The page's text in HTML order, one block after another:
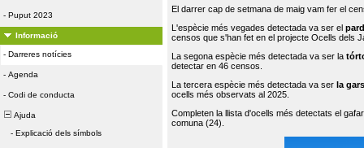
- Puput 2023
Informació
- Darreres notícies
- Agenda
- Codi de conducta
Ajuda
- Explicació dels símbols
El darrer cap de setmana de maig vam fer el
L'espècie més vegades detectada va ser el
censos que s'han fet en el projecte Ocells dels
La segona espècie més detectada va ser la
detectar en 46 censos.
La tercera espècie més detectada va ser la
ocells més observats al 2025.
Completen la llista d'ocells més detectats el
comuna (24).